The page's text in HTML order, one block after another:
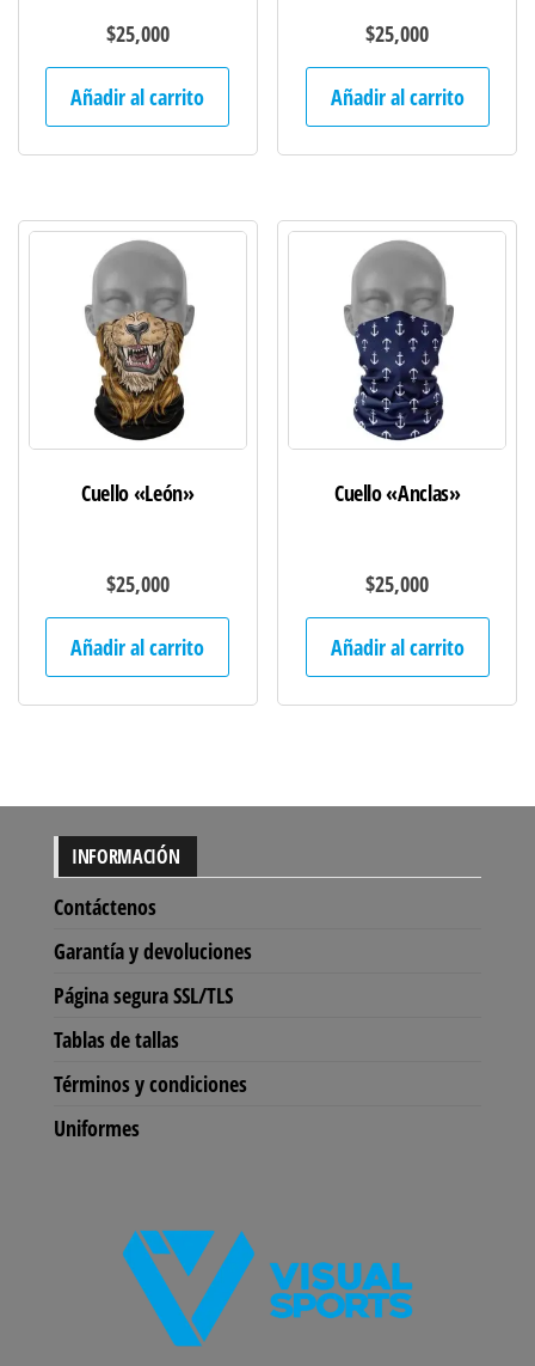
$25,000
Añadir al carrito
$25,000
Añadir al carrito
Cuello «León»
$25,000
Añadir al carrito
Cuello «Anclas»
$25,000
Añadir al carrito
INFORMACIÓN
Contáctenos
Garantía y devoluciones
Página segura SSL/TLS
Tablas de tallas
Términos y condiciones
Uniformes